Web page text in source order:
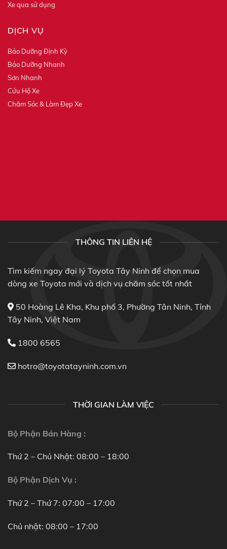
Xe qua sử dụng
DỊCH VỤ
Bảo Dưỡng Định Kỳ
Bảo Dưỡng Nhanh
Sơn Nhanh
Cứu Hộ Xe
Chăm Sóc & Làm Đẹp Xe
THÔNG TIN LIÊN HỆ
Tìm kiếm ngay đại lý Toyota Tây Ninh để chọn mua
dòng xe Toyota mới và dịch vụ chăm sóc tốt nhất
50 Hoàng Lê Kha, Khu phố 3, Phường Tân Ninh, Tỉnh
Tây Ninh, Việt Nam
1800 6565
hotro@toyotatayninh.com.vn
THỜI GIAN LÀM VIỆC
Bộ Phận Bán Hàng :
Thứ 2 – Chủ Nhật: 08:00 – 18:00
Bộ Phận Dịch Vụ :
Thứ 2 – Thứ 7: 07:00 – 17:00
Chủ nhật: 08:00 – 17:00